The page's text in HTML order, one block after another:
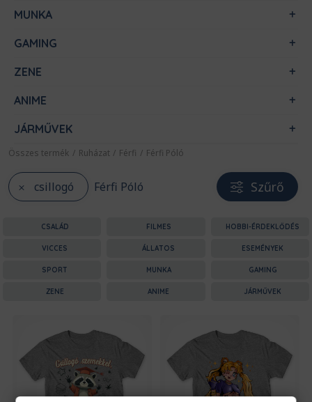
MUNKA
GAMING
ZENE
ANIME
JÁRMŰVEK
Összes termék / Ruházat / Férfi / Férfi Póló
csillogó Férfi Póló Szűrő
CSALÁD FILMES HOBBI-ÉRDEKLŐDÉS
VICCES ÁLLATOS ESEMÉNYEK
SPORT MUNKA GAMING
ZENE ANIME JÁRMŰVEK